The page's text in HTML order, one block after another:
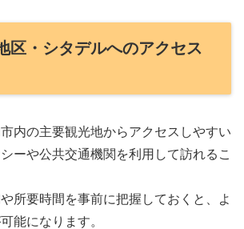
区・シタデルへのアクセス
内の主要観光地からアクセスしやすい
ーや公共交通機関を利用して訪れるこ
所要時間を事前に把握しておくと、よ
能になります。